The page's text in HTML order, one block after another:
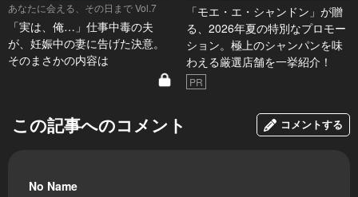
あなたに会える、その日まで Vol.7
「実は、俺…」仕事中毒の夫
が、妊娠中の妻に告げた決意。
そのまさかの内容は
「モエ・エ・シャンドン」が贈
る、2026年夏の特別なプロモー
ション。極上のシャンパンを味
わえる厳選店舗を一挙紹介！
PR
この記事へのコメント コメントする
No Name